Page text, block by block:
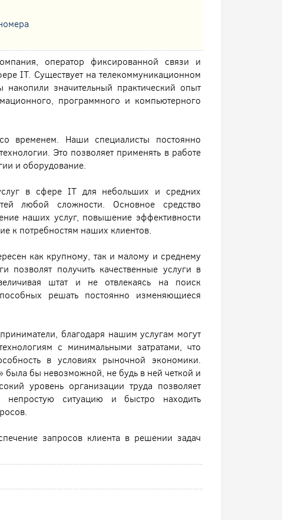
оператор фиксированной связи и
IT. Существует на телекоммуникационном
значительный практический опыт
программного и компьютерного
Наши специалисты постоянно
Это позволяет применять в работе
и оборудование.
в сфере IT для небольших и средних
любой сложности. Основное средство
наших услуг, повышение эффективности
к потребностям наших клиентов.
как крупному, так и малому и среднему
получить качественные услуги в
штат и не отвлекаясь на поиск
решать постоянно изменяющиеся
благодаря нашим услугам могут
с минимальными затратами, что
в условиях рыночной экономики.
бы невозможной, не будь в ней четкой и
уровень организации труда позволяет
непростую ситуацию и быстро находить
запросов клиента в решении задач